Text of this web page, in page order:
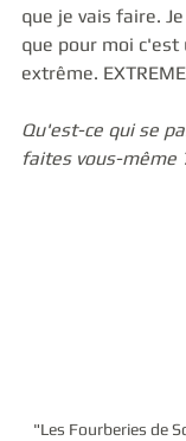
que je vais faire.
que pour moi c'est
extrême.
Qu'est-ce qui se
faites vous-même
"Les Fourberies de